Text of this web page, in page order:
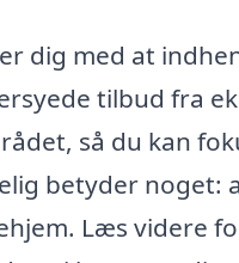
dig med at
tilbud fra
så du kan
betyder noget:
Læs videre